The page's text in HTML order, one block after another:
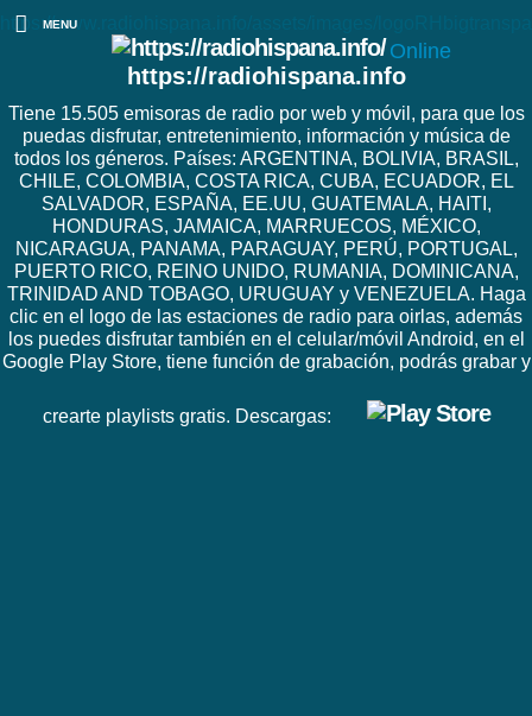
https://www.radiohispana.info/assets/images/
Online
https://radiohispana.info
Tiene 15.505 emisoras de radio por web y móvil, para que los
puedas disfrutar, entretenimiento, información y música de
todos los géneros. Países: ARGENTINA, BOLIVIA, BRASIL,
CHILE, COLOMBIA, COSTA RICA, CUBA, ECUADOR, EL
SALVADOR, ESPAÑA, EE.UU, GUATEMALA, HAITI,
HONDURAS, JAMAICA, MARRUECOS, MÉXICO,
NICARAGUA, PANAMA, PARAGUAY, PERÚ, PORTUGAL,
PUERTO RICO, REINO UNIDO, RUMANIA, DOMINICANA,
TRINIDAD AND TOBAGO, URUGUAY y VENEZUELA. Haga
clic en el logo de las estaciones de radio para oirlas, además
los puedes disfrutar también en el celular/móvil Android, en el
Google Play Store, tiene función de grabación, podrás grabar y
crearte playlists gratis. Descargas:
MENU